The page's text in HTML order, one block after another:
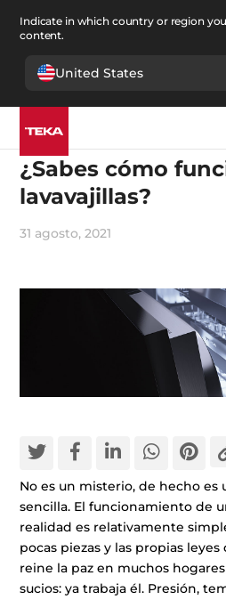
Indicate in which country or region
content.
United States
Electrodomésticos e innovación
¿Sabes cómo
lavavajillas?
31 agosto, 2021
No es un misterio, de hecho es
sencilla. El funcionamiento de
realidad es relativamente
pocas piezas y las propias
reine la paz en muchos
sucios: ya trabaja él. Presión,